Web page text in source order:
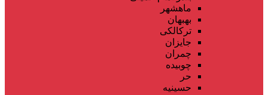
ماهشهر
بهبهان
ترکالکی
جایزان
چمران
چوبیده
حر
حسینیه